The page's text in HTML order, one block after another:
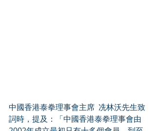
中國香港泰拳理事會主席  冼林沃先生致
詞時，提及：「中國香港泰拳理事會由